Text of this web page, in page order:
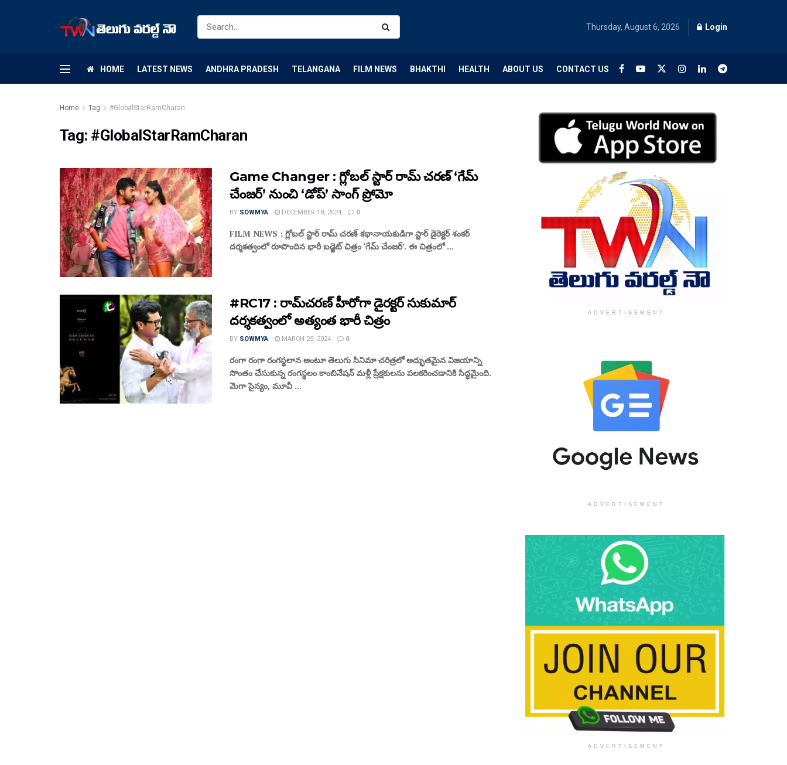
Thursday, August 6, 2026 Login
HOME LATEST NEWS ANDHRA PRADESH TELANGANA FILM NEWS BHAKTHI HEALTH ABOUT US CONTACT US
Home Tag #GlobalStarRamCharan
Tag: #GlobalStarRamCharan
Game Changer : గ్లోబ‌ల్ స్టార్ రామ్ చ‌ర‌ణ్ ‘గేమ్
చేంజర్’ నుంచి ‘డోప్’ సాంగ్ ప్రోమో
BY SOWMYA DECEMBER 18, 2024 0
FILM NEWS : గ్లోబ‌ల్ స్టార్ రామ్ చ‌ర‌ణ్ క‌థానాయ‌కుడిగా స్టార్ డైరెక్ట‌ర్ శంక‌ర్
ద‌ర్శ‌క‌త్వంలో రూపొందిన భారీ బ‌డ్జెట్ చిత్రం ‘గేమ్ చేంజర్’. ఈ చిత్రంలో ...
#RC17 : రామ్‌చ‌ర‌ణ్ హీరోగా డైర‌క్టర్ సుకుమార్
ద‌ర్శక‌త్వంలో అత్యంత భారీ చిత్రం
BY SOWMYA MARCH 25, 2024 0
రంగా రంగా రంగ‌స్థలాన అంటూ తెలుగు సినిమా చ‌రిత్రలో అద్భుత‌మైన విజ‌యాన్ని
సొంతం చేసుకున్న రంగ‌స్థలం కాంబినేష‌న్ మ‌ళ్లీ ప్రేక్షకుల‌ను ప‌ల‌క‌రించ‌డానికి సిద్ధమైంది.
మెగా సైన్యం, మూవీ ...
ADVERTISEMENT
ADVERTISEMENT
ADVERTISEMENT